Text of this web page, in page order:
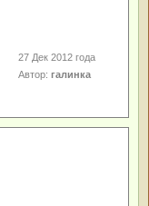
27 Дек 2012 года
Автор:галинка